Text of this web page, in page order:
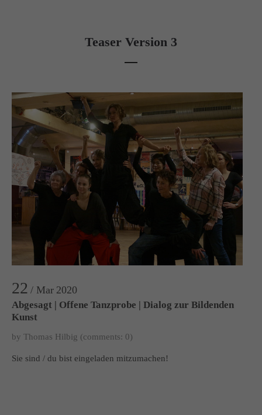
Teaser Version 3
22 / Mar 2020
Abgesagt | Offene Tanzprobe | Dialog zur Bildenden
Kunst
by Thomas Hilbig (comments: 0)
Sie sind / du bist eingeladen mitzumachen!